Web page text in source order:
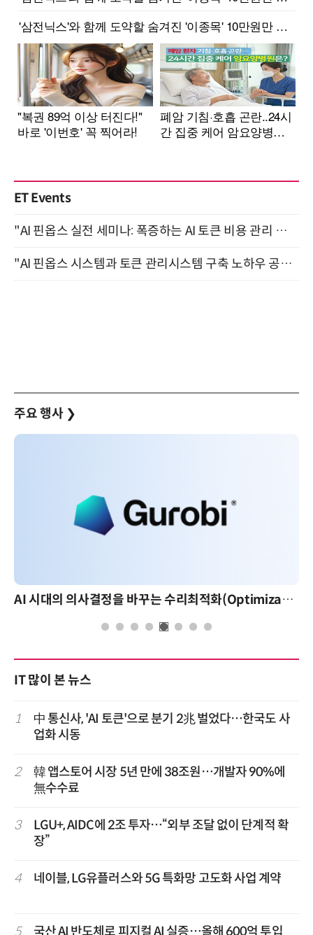
ET Events
"AI 핀옵스 실전 세미나: 폭증하는 AI 토큰 비용 관리 전략" 8월 21일 개최
"AI 핀옵스 시스템과 토큰 관리시스템 구축 노하우 공개" 잠실 한국광고문화회관 2층 대회의실 (8/21)
주요 행사 ❯
AI 시대의 의사결정을 바꾸는 수리최적화(Optimization): 실제 산업 적용 사례와 활용 전략
IT 많이 본 뉴스
1
中 통신사, 'AI 토큰'으로 분기 2兆 벌었다…한국도 사
업화 시동
2
韓 앱스토어 시장 5년 만에 38조원…개발자 90%에
無수수료
3
LGU+, AIDC에 2조 투자…“외부 조달 없이 단계적 확
장”
4 네이블, LG유플러스와 5G 특화망 고도화 사업 계약
5 국산 AI 반도체로 피지컬 AI 실증…올해 600억 투입